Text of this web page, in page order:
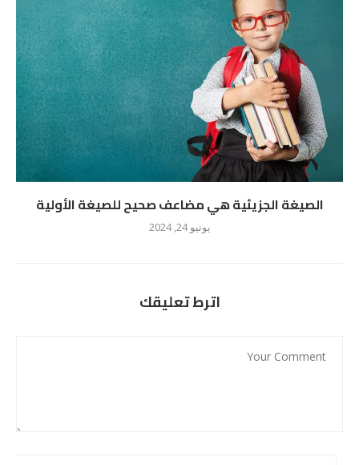
الصيغة الجزيئية هي مضاعف صحيح للصيغة الأولية
يونيو 24, 2024
اترط تعليقك